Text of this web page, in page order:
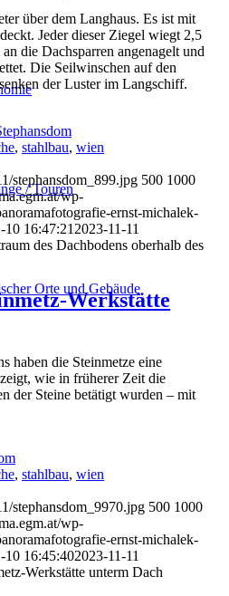
/ Touren
Orte und Gebäude
über dem Langhaus. Es ist mit
Jeder dieser Ziegel wiegt 2,5
die Dachsparren angenagelt und
Die Seilwinschen auf den
der Luster im Langschiff.
, stahlbau, wien
stephansdom_899.jpg 500 1000
wp-
ernst-michalek-
10 16:47:21 2023-11-11
des Dachbodens oberhalb des
Werkstätte
haben die Steinmetze eine
wie in früherer Zeit die
der Steine betätigt wurden – mit
, stahlbau, wien
stephansdom_9970.jpg 500 1000
wp-
ernst-michalek-
10 16:45:402023-11-11
Werkstätte unterm Dach